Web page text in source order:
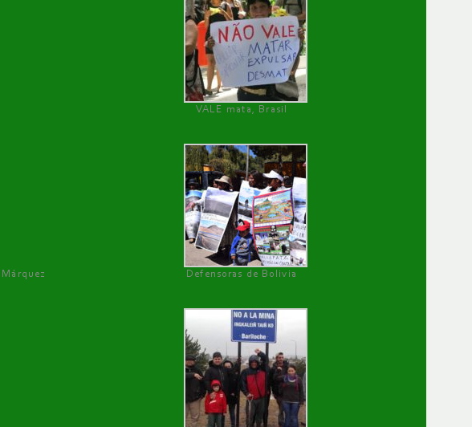
VALE mata, Brasil
Defensoras de Bolivia